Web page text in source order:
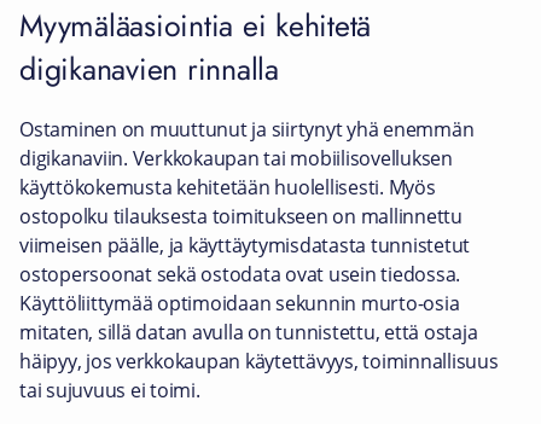
Myymäläasiointia ei kehitetä
digikanavien rinnalla
Ostaminen on muuttunut ja siirtynyt yhä enemmän
digikanaviin. Verkkokaupan tai mobiilisovelluksen
käyttökokemusta kehitetään huolellisesti. Myös
ostopolku tilauksesta toimitukseen on mallinnettu
viimeisen päälle, ja käyttäytymisdatasta tunnistetut
ostopersoonat sekä ostodata ovat usein tiedossa.
Käyttöliittymää optimoidaan sekunnin murto-osia
mitaten, sillä datan avulla on tunnistettu, että ostaja
häipyy, jos verkkokaupan käytettävyys, toiminnallisuus
tai sujuvuus ei toimi.